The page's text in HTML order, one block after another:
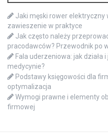
Jaki męski rower elektryczny
zawieszenie w praktyce
Jak często należy
pracodawców? Przewodnik po
Fala uderzeniowa: jak działa
medycynie?
Podstawy księgowości dla
optymalizacja
Wymogi prawne i elementy
firmowej